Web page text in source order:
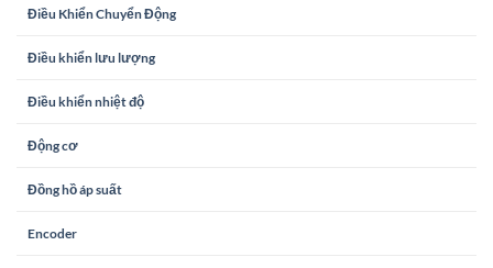
Điều Khiển Chuyển Động
Điều khiển lưu lượng
Điều khiển nhiệt độ
Động cơ
Đồng hồ áp suất
Encoder